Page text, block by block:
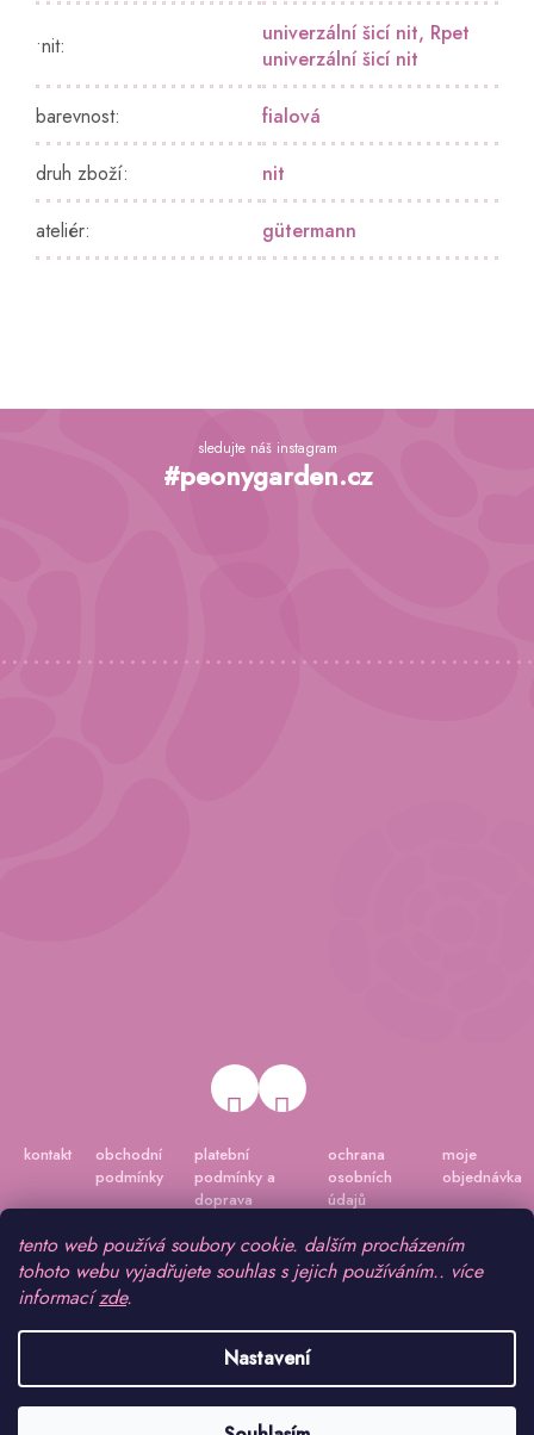
tento web používá soubory cookie. dalším procházením
tohoto webu vyjadřujete souhlas s jejich používáním.. více
informacízde.
Nastavení
•nit: univerzální šicí nit, Rpet
univerzální šicí nit
barevnost: fialová
druh zboží: nit
ateliér: gütermann
Z
sledujte náš instagram
#peonygarden.cz
kontakt
obchodní
podmínky
platební
podmínky a
doprava
ochrana
osobních
údajů
moje
objednávka
Připravil Shoptetnamiru.cz